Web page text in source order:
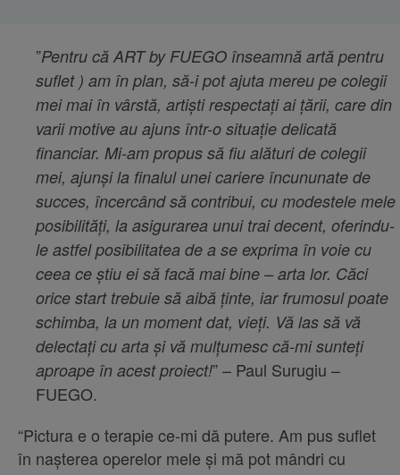
”Pentru că ART by FUEGO înseamnă artă pentru
suflet ) am în plan, să-i pot ajuta mereu pe colegii
mei mai în vârstă, artiști respectați ai țării, care din
varii motive au ajuns într-o situație delicată
financiar. Mi-am propus să fiu alături de colegii
mei, ajunși la finalul unei cariere încununate de
succes, încercând să contribui, cu modestele mele
posibilități, la asigurarea unui trai decent, oferindu-
le astfel posibilitatea de a se exprima în voie cu
ceea ce știu ei să facă mai bine – arta lor. Căci
orice start trebuie să aibă ținte, iar frumosul poate
schimba, la un moment dat, vieți. Vă las să vă
delectați cu arta și vă mulțumesc că-mi sunteți
aproape în acest proiect!” – Paul Surugiu –
FUEGO.
“Pictura e o terapie ce-mi dă putere. Am pus suflet
în nașterea operelor mele și mă pot mândri cu